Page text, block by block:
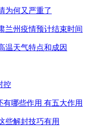
为何又严重了
兰州疫情预计结束时间
温天气特点和成因
控
哪些作用 有五大作用
些解封技巧有用